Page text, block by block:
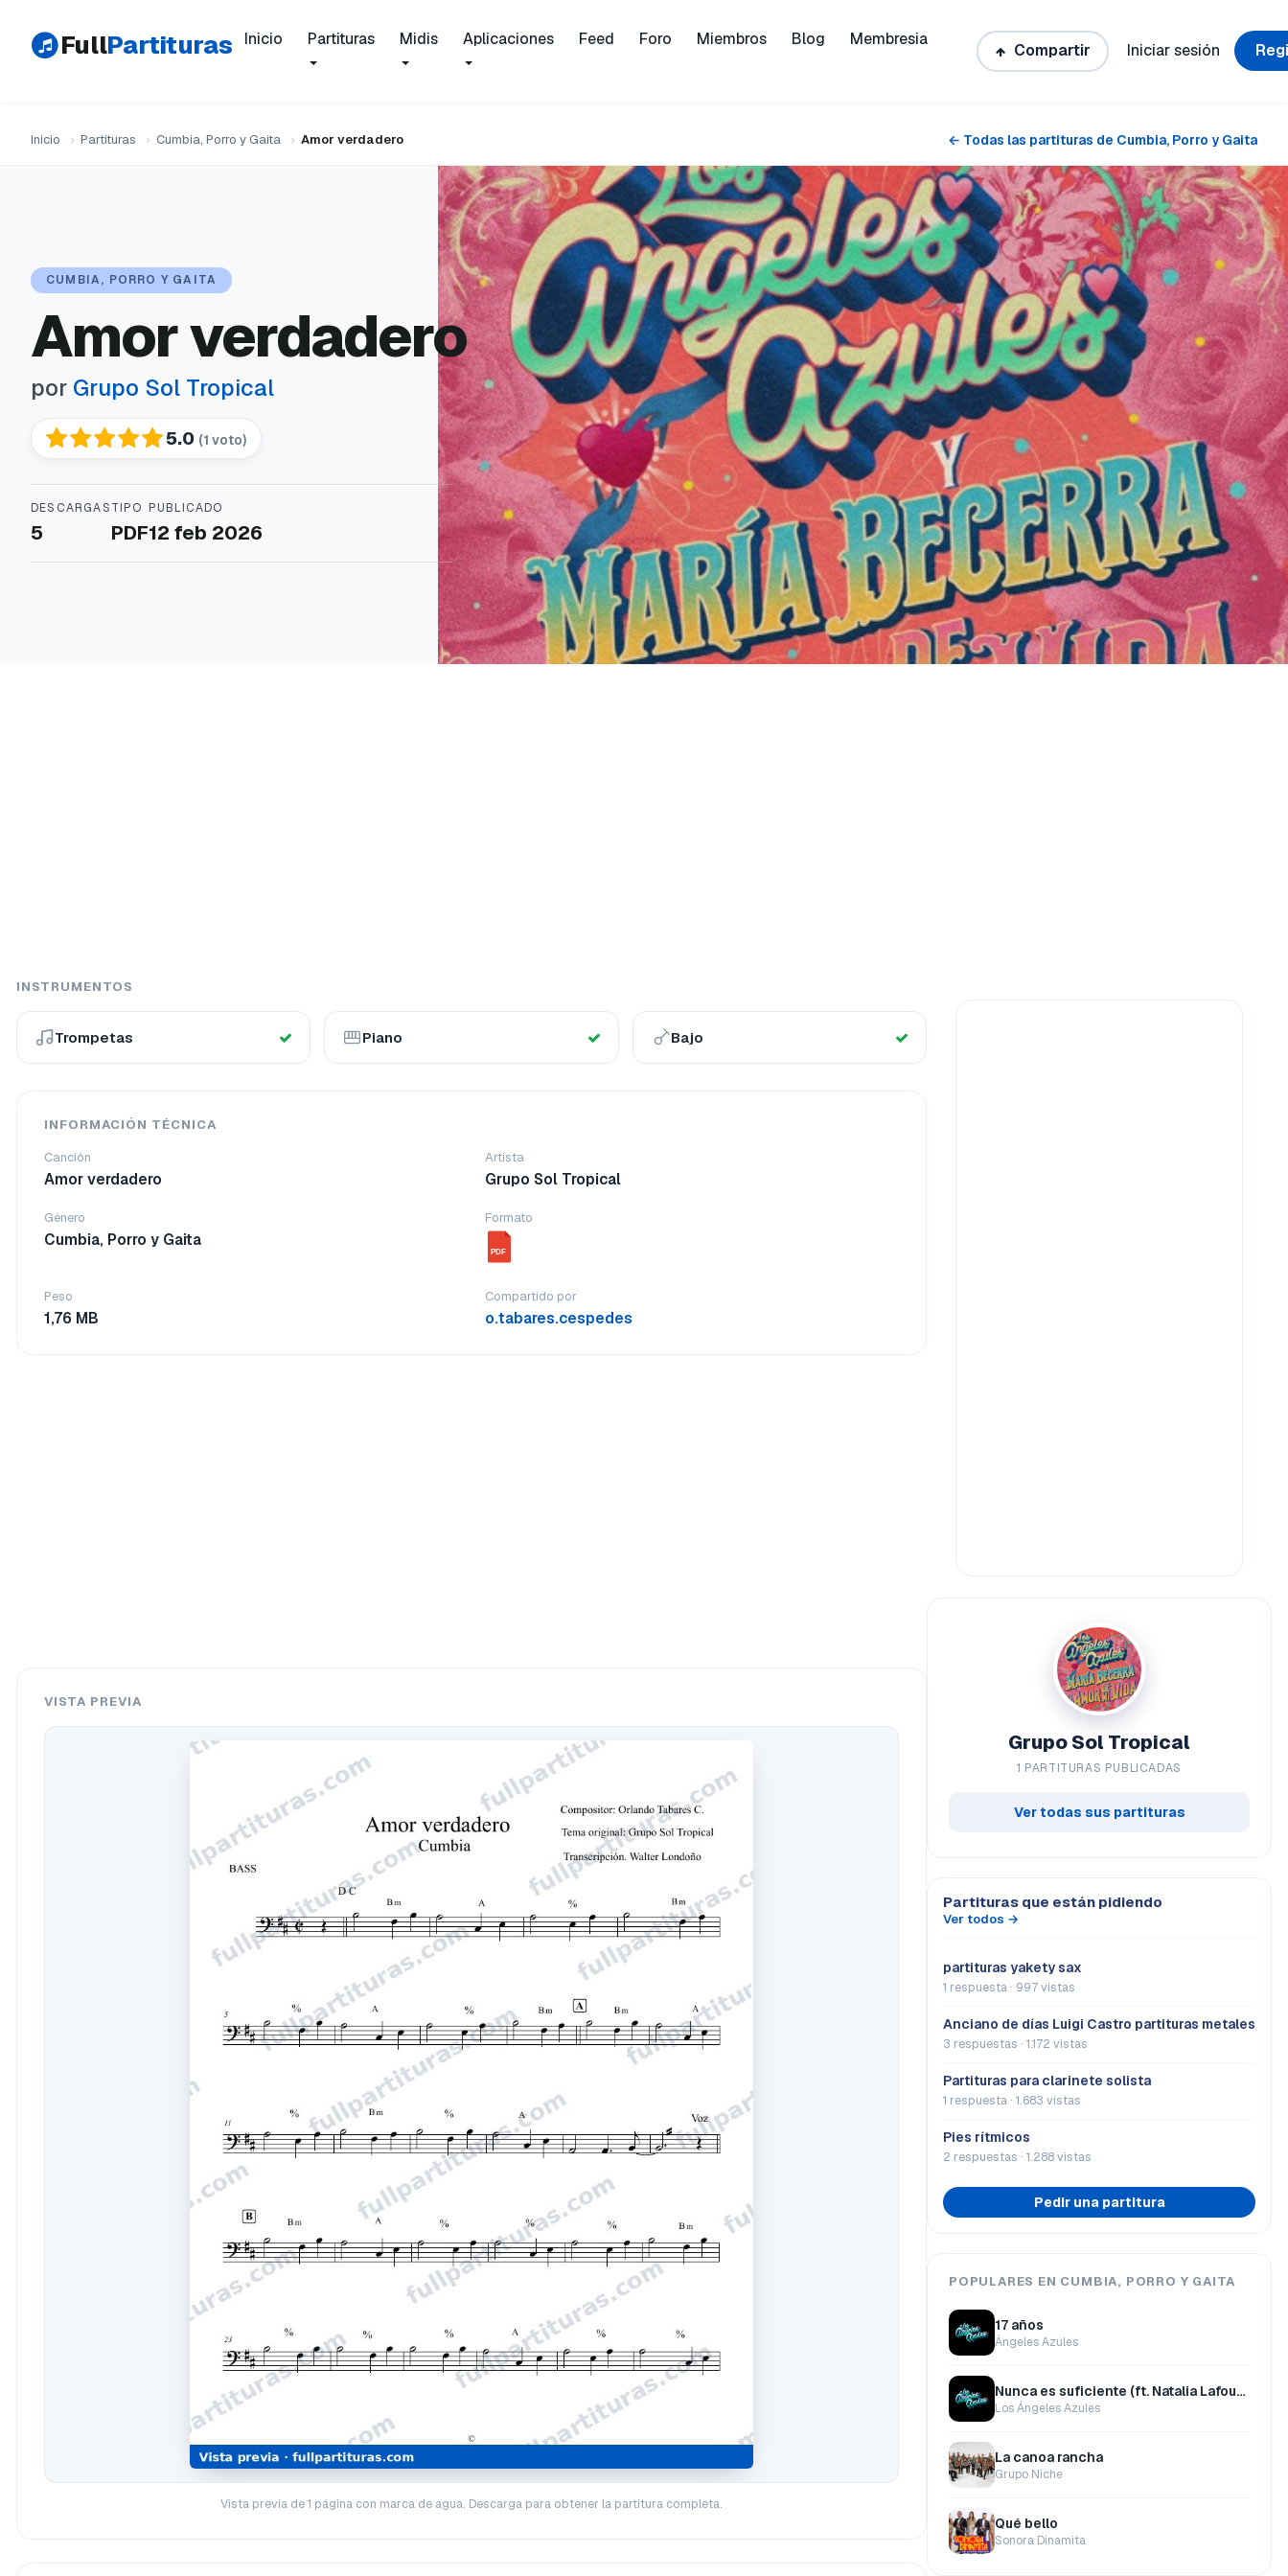
FullPartituras Inicio Partituras Midis Aplicaciones Feed Foro Miembros Blog Membresia
Compartir Iniciar sesión
Inicio › Partituras › Cumbia, Porro y Gaita › Amor verdadero ← Todas las partituras de Cumbia, Porro y Gaita
CUMBIA, PORRO Y GAITA
Amor verdadero
por Grupo Sol Tropical
5.0 (1 voto)
DESCARGAS
5
TIPO
PDF
PUBLICADO
12 feb 2026
INSTRUMENTOS
Trompetas Piano Bajo
INFORMACIÓN TÉCNICA
Canción
Amor verdadero
Artista
Grupo Sol Tropical
Género
Cumbia, Porro y Gaita
Formato
PDF
Peso
1,76 MB
Compartido por
o.tabares.cespedes
VISTA PREVIA
Vista previa de 1 página con marca de agua. Descarga para obtener la partitura completa.
Grupo Sol Tropical
1 PARTITURAS PUBLICADAS
Ver todas sus partituras
Partituras que están pidiendo
Ver todos →
partituras yakety sax
1 respuesta · 997 vistas
Anciano de días Luigi Castro partituras metales
3 respuestas · 1.172 vistas
Partituras para clarinete solista
1 respuesta · 1.683 vistas
Pies rítmicos
2 respuestas · 1.288 vistas
Pedir una partitura
POPULARES EN CUMBIA, PORRO Y GAITA
17 años
Ángeles Azules
Nunca es suficiente (ft. Natalia Lafourcade)
Los Ángeles Azules
La canoa rancha
Grupo Niche
Qué bello
Sonora Dinamita